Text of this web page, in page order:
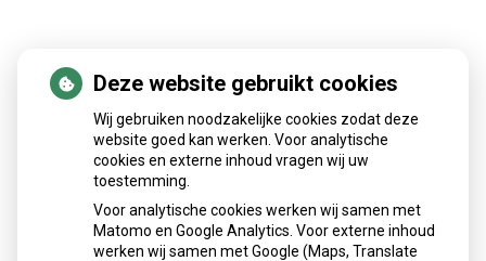
Patiëntenomgeving
Herhaalrecepten aanvragen
Deze website gebruikt cookies
Wij gebruiken noodzakelijke cookies zodat deze
website goed kan werken. Voor analytische
cookies en externe inhoud vragen wij uw
toestemming.
Voor analytische cookies werken wij samen met
Matomo en Google Analytics. Voor externe inhoud
werken wij samen met Google (Maps, Translate